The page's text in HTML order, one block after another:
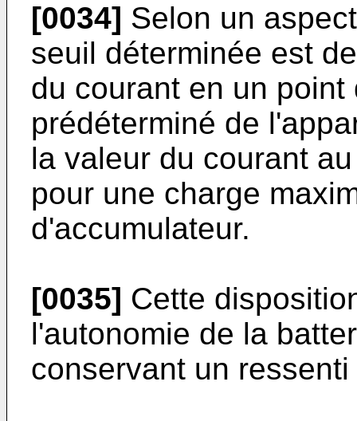
[0034] Selon un
seuil déterminée est
du courant en un
prédéterminé de
la valeur du courant
pour une charge
d'accumulateur.
[0035] Cette
l'autonomie de la
conservant un